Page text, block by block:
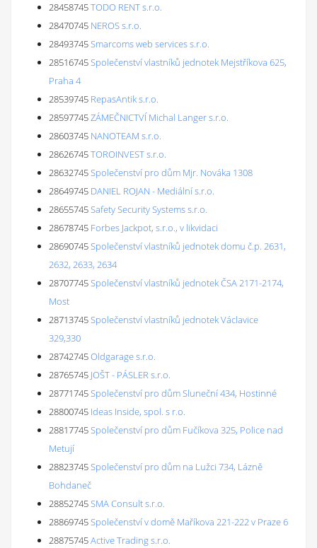
28458745TODO RENT s.r.o.
28470745 NEROS s.r.o.
28493745Smarcoms web services s.r.o.
28516745Společenství vlastníků jednotek Mejstříkova 625,
Praha 4
28539745 RepasAntik s.r.o.
28597745ZÁMEČNICTVÍ Michal Langer s.r.o.
28603745 NANOTEAM s.r.o.
28626745TOROINVEST s.r.o.
28632745Společenství pro dům Mjr. Nováka 1308
28649745 DANIEL ROJAN - Mediální s.r.o.
28655745Safety Security Systems s.r.o.
28678745 Forbes Jackpot, s.r.o., v likvidaci
28690745Společenství vlastníků jednotek domu č.p. 2631,
2632, 2633, 2634
28707745Společenství vlastníků jednotek ČSA 2171-2174,
Most
28713745Společenství vlastníků jednotek Václavice
329,330
28742745Oldgarage s.r.o.
28765745 JOŠT - PÁSLER s.r.o.
28771745Společenství pro dům Sluneční 434, Hostinné
28800745 Ideas Inside, spol. s r.o.
28817745Společenství pro dům Fučíkova 325, Police nad
Metují
28823745Společenství pro dům na Lužci 734, Lázně
Bohdaneč
28852745SMA Consult s.r.o.
28869745Společenství v domě Maříkova 221-222 v Praze 6
28875745Active Trading s.r.o.